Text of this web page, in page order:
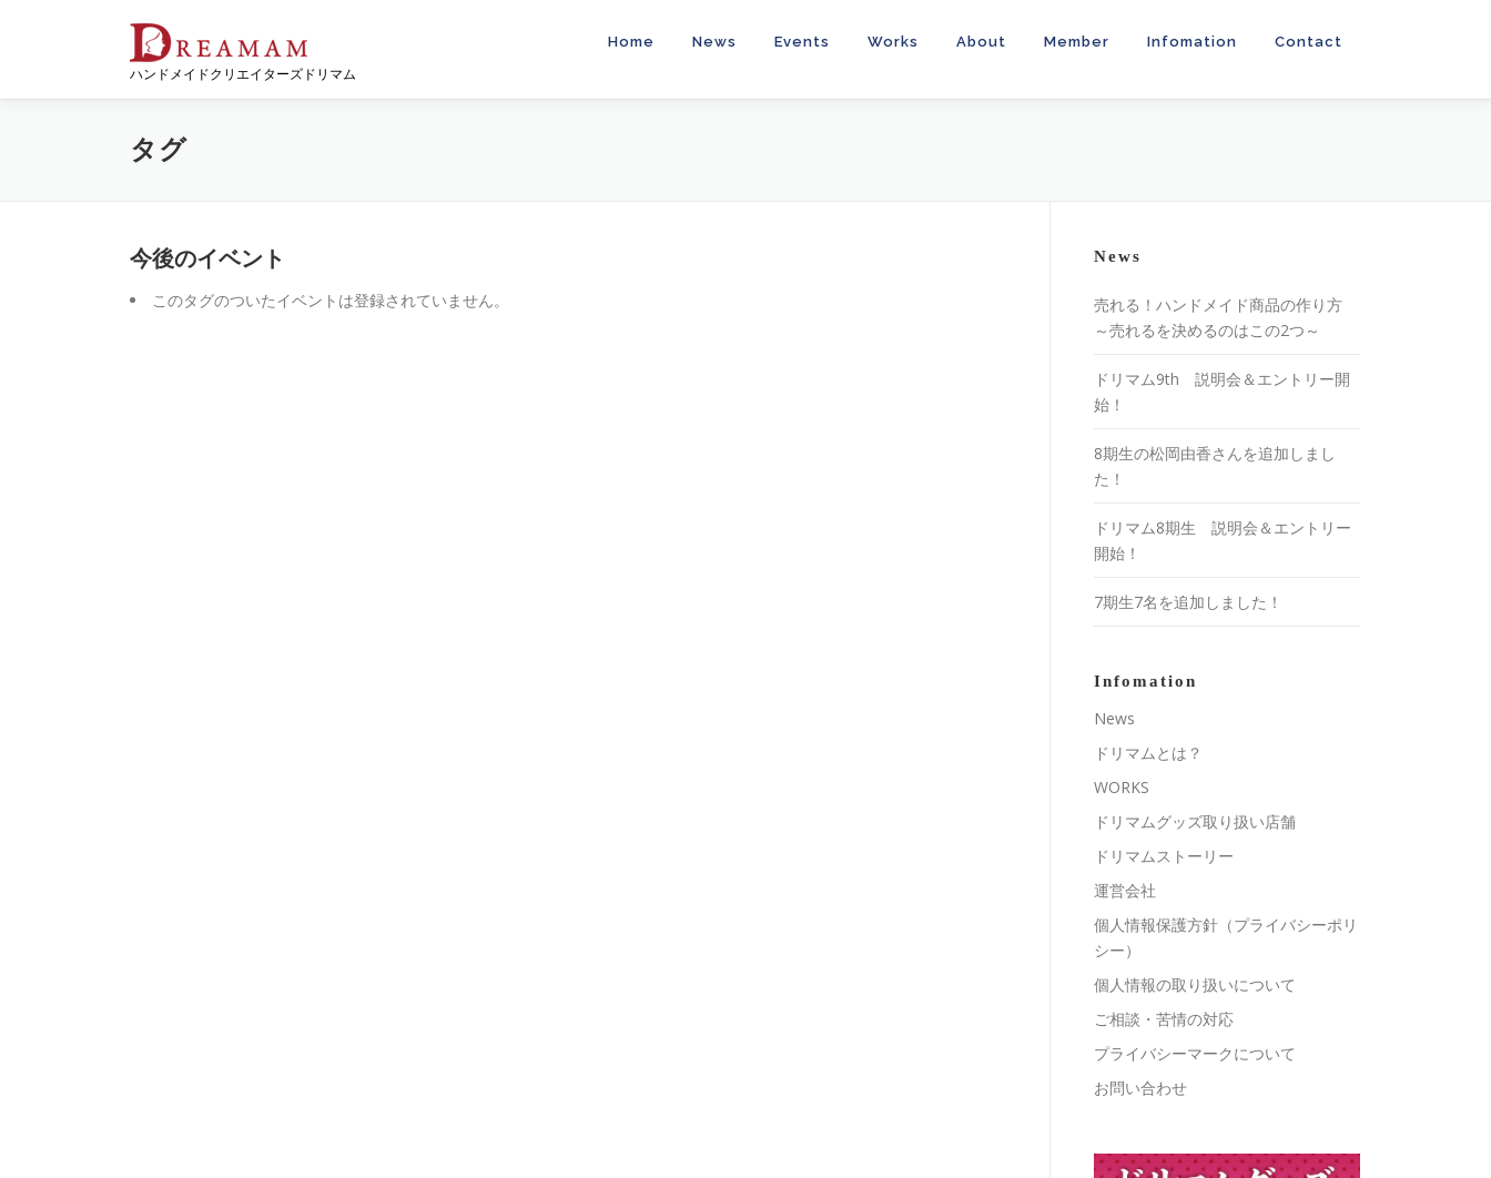
ハンドメイドクリエイターズドリマム
Home News Events Works About Member Infomation Contact
タグ
今後のイベント
このタグのついたイベントは登録されていません。
News
売れる！ハンドメイド商品の作り方
～売れるを決めるのはこの2つ～
ドリマム9th 説明会＆エントリー開
始！
8期生の松岡由香さんを追加しまし
た！
ドリマム8期生 説明会＆エントリー
開始！
7期生7名を追加しました！
Infomation
News
ドリマムとは？
WORKS
ドリマムグッズ取り扱い店舗
ドリマムストーリー
運営会社
個人情報保護方針（プライバシーポリ
シー）
個人情報の取り扱いについて
ご相談・苦情の対応
プライバシーマークについて
お問い合わせ